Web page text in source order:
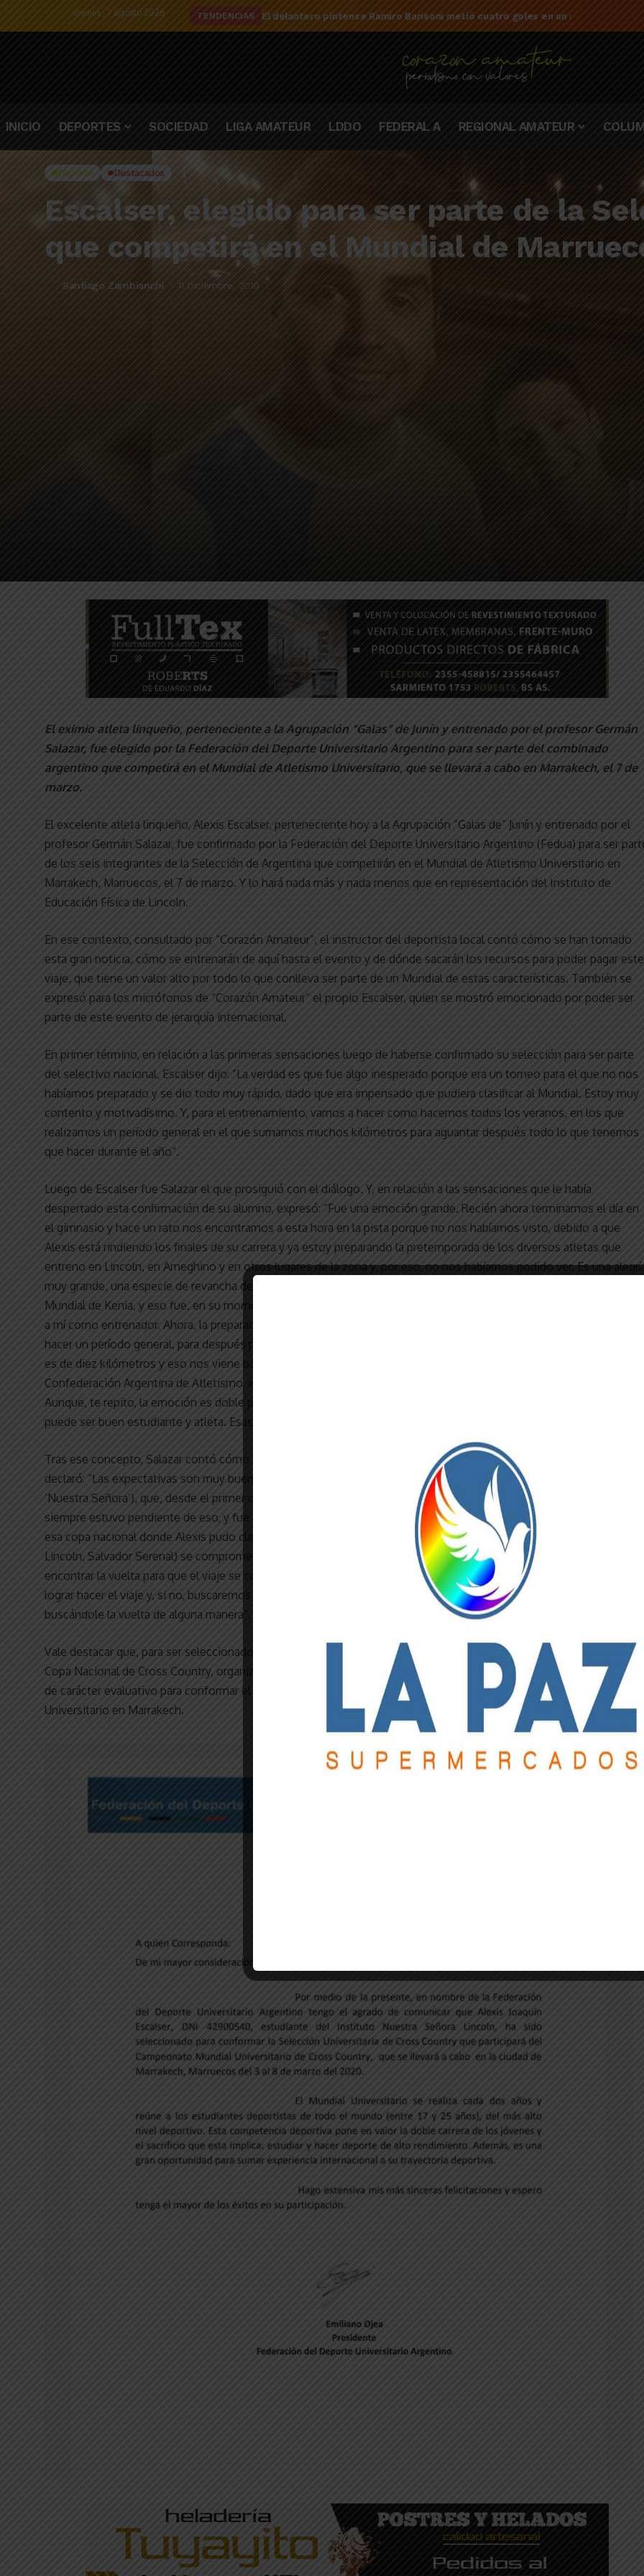
viernes , 7 agosto 2026 TENDENCIAS El delantero pintense Ramiro Barisoni metió cuatro goles en un mismo partido
INICIO DEPORTES SOCIEDAD LIGA AMATEUR LDDO FEDERAL A REGIONAL AMATEUR
Deporte Destacados
Escalser, elegido para ser parte de la
que competirá en el Mundial de
Santiago Zambianchi 11 Diciembre, 2019
El eximio atleta linqueño, perteneciente a la Agrupación “Galas” de Junín y entrenado por el profesor Germán
Salazar, fue elegido por la Federación del Deporte Universitario Argentino para ser parte del combinado
argentino que competirá en el Mundial de Atletismo Universitario, que se llevará a cabo en Marrakech, el 7 de
marzo.
El excelente atleta linqueño, Alexis Escalser, perteneciente hoy a la Agrupación “Galas de” Junín y entrenado por el
profesor Germán Salazar, fue confirmado por la Federación del Deporte Universitario Argentino (Fedua) para ser
de los seis integrantes de la Selección de Argentina que competirán en el Mundial de Atletismo Universitario en
Marrakech, Marruecos, el 7 de marzo. Y lo hará nada más y nada menos que en representación del Instituto de
Educación Física de Lincoln.
En ese contexto, consultado por “Corazón Amateur”, el instructor del deportista local contó cómo se han tomado
esta gran noticia, cómo se entrenarán de aquí hasta el evento y de dónde sacarán los recursos para poder pagar este
viaje, que tiene un valor alto por todo lo que conlleva ser parte de un Mundial de estas características. También se
expresó para los micrófonos de “Corazón Amateur” el propio Escalser, quien se mostró emocionado por poder ser
parte de este evento de jerarquía internacional.
En primer término, en relación a las primeras sensaciones luego de haberse confirmado su selección para ser parte
del selectivo nacional, Escalser dijo: “La verdad es que fue algo inesperado porque era un torneo para el que no nos
habíamos preparado y se dio todo muy rápido, dado que era impensado que pudiera clasificar al Mundial. Estoy muy
contento y motivadísimo. Y, para el entrenamiento, vamos a hacer como hacemos todos los veranos, en los que
realizamos un período general en el que sumamos muchos kilómetros para aguantar después todo lo que tenemos
que hacer durante el año”.
Luego de Escalser fue Salazar el que prosiguió con el diálogo. Y, en relación a las sensaciones que le había
despertado esta confirmación de su alumno, expresó: “Fue una emoción grande. Recién ahora terminamos el día en
el gimnasio y hace un rato nos encontramos a esta hora en la pista porque no nos habíamos visto, debido a que
Alexis está rindiendo los finales de su carrera y ya estoy preparando la pretemporada de los diversos atletas que
entreno en Lincoln, en Ameghino y en otros lugares de la zona y, por eso, no nos habíamos podido ver. Es una
muy grande, una especie de revancha de lo que fue el 2017, que, por pocos segundos, Alexis quedó afuera del
Mundial de Kenia, y eso fue, en su momento, una frustración muy grande que nos permitió crecer, a él como atleta y
a mí como entrenador. Ahora, la preparación se va a basar en, como había dicho Alexis, aumentar los volúmenes y
hacer un período general, para después pasar al precompetitivo y luego al período específico. La distancia del cross
es de diez kilómetros y eso nos viene bárbaro, porque vamos a utilizar esos volúmenes para, después, en lo que es
Confederación Argentina de Atletismo, intentar hacer la marca para el Sudamericano Sub-20, en 5.000 metros.
Aunque, te repito, la emoción es doble porque, más allá de todo, no hay excusas. Se puede ser buen alumno, se
puede ser buen estudiante y atleta. Esas son las sensaciones que tenemos”.
Tras ese concepto, Salazar contó cómo harán para palear los costos del viaje que tendrá que realizar Alexis.
declaró: “Las expectativas son muy buenas. Estamos muy agradecidos con el Instituto (de Educación Física del
‘Nuestra Señora’), que, desde el primer día, se mostró predispuesto en ayudar a Alexis. Su director, Marcelo Peletay,
siempre estuvo pendiente de eso, y fue quien, mediante su rol de director, le pagó el pasaje de Escalser a Tandil
esa copa nacional donde Alexis pudo clasificar. También en un encuentro informal, en un kiosco, el intendente (de
Lincoln, Salvador Serenal) se comprometió a hacer una reunión con nosotros para apoyarnos, así que le vamos a
encontrar la vuelta para que el viaje se concrete. Sabemos que contamos con el apoyo de esta gente para poder
lograr hacer el viaje y, si no, buscaremos la manera de hacer el traslado, ya sea trabajando, haciendo rifas o
buscándole la vuelta de alguna manera”.
Vale destacar que, para ser seleccionado formalmente para ser parte del Mundial, Escalser había participado en la
Copa Nacional de Cross Country, organizada por la Federación del Deporte Universitario Argentino, un torneo que
de carácter evaluativo para conformar el preequipo de seis participantes que competirá en el Mundial de Atletismo
Universitario en Marrakech.